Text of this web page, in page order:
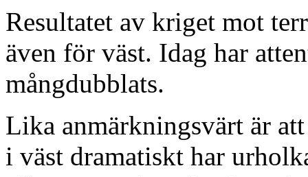
Resultatet av kriget mot
även för väst. Idag har
mångdubblats.
Lika anmärkningsvärt är
i väst dramatiskt har